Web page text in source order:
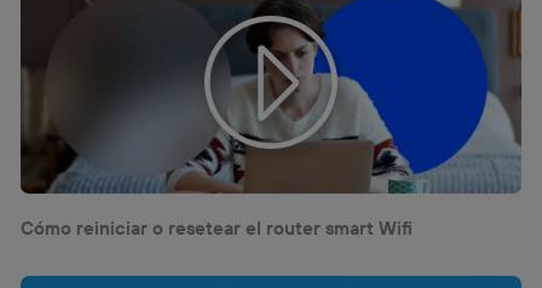
Cómo reiniciar o resetear el router smart Wifi